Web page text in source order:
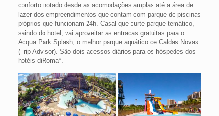
conforto notado desde as acomodações amplas até a área de
lazer dos empreendimentos que contam com parque de piscinas
próprios que funcionam 24h. Casal que curte parque temático,
saindo do hotel, vai aproveitar as entradas gratuitas para o
Acqua Park Splash, o melhor parque aquático de Caldas Novas
(Trip Advisor). São dois acessos diários para os hóspedes dos
hotéis diRoma*.